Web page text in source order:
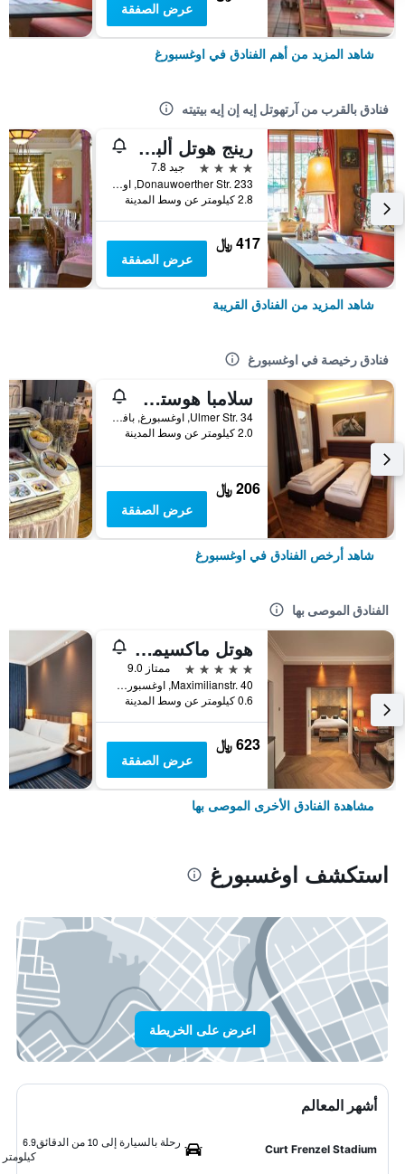
عرض الصفقة
شاهد المزيد من أهم الفنادق في اوغسبورغ
فنادق بالقرب من آرتهوتل إيه إن إيه بيتيته
رينج هوتل ألبينهوف
4 نجوم
جيد 7.8
Donauwoerther Str. 233, اوغسبورغ, بافاريا, ألمانيا
2.8 كيلومتر عن وسط المدينة
417 ﷼
عرض الصفقة
شاهد المزيد من الفنادق القريبة
فنادق رخيصة في اوغسبورغ
سلامبا هوستل أوجسبورج
Ulmer Str. 34, اوغسبورغ, بافاريا, ألمانيا
2.0 كيلومتر عن وسط المدينة
206 ﷼
عرض الصفقة
شاهد أرخص الفنادق في اوغسبورغ
الفنادق الموصى بها
هوتل ماكسيميليانز
5 نجوم
ممتاز 9.0
Maximilianstr. 40, اوغسبورغ, بافاريا, ألمانيا
0.6 كيلومتر عن وسط المدينة
623 ﷼
عرض الصفقة
مشاهدة الفنادق الأخرى الموصى بها
استكشف اوغسبورغ
اعرض على الخريطة
أشهر المعالم
Curt Frenzel Stadium
رحلة بالسيارة إلى 10 من الدقائق
6.9
كيلومتر